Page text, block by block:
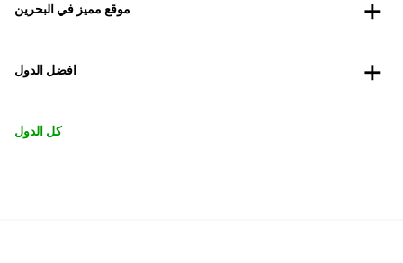
موقع مميز في البحرين
افضل الدول
كل الدول